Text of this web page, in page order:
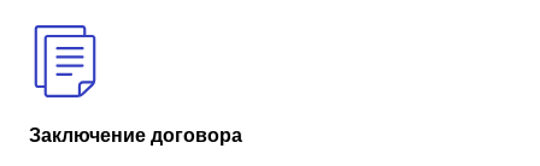
Заключение договора